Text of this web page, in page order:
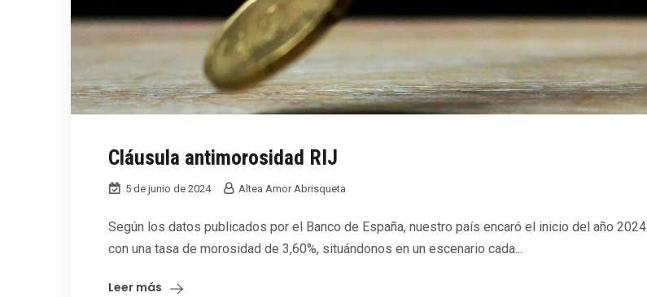
Cláusula antimorosidad RIJ
5 de junio de 2024 Altea Amor Abrisqueta
Según los datos publicados por el Banco de España, nuestro país encaró el inicio del año 2024
con una tasa de morosidad de 3,60%, situándonos en un escenario cada...
Leer más